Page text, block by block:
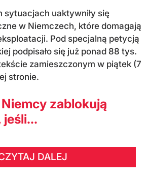
sytuacjach uaktywniły się
w Niemczech, które domagają
Pod specjalną petycją
podpisało się już ponad 88 tys.
zamieszczonym w piątek (7
stronie.
zablokują
DALEJ